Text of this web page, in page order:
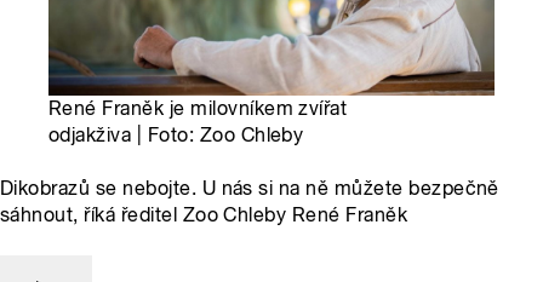
René Franěk je milovníkem zvířat
odjakživa | Foto: Zoo Chleby
Dikobrazů se nebojte. U nás si na ně můžete bezpečně
sáhnout, říká ředitel Zoo Chleby René Franěk